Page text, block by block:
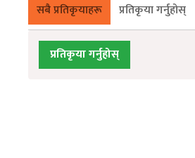
सबै प्रतिकृयाहरू प्रतिकृया गर्नुहोस्
प्रतिकृया गर्नुहोस्